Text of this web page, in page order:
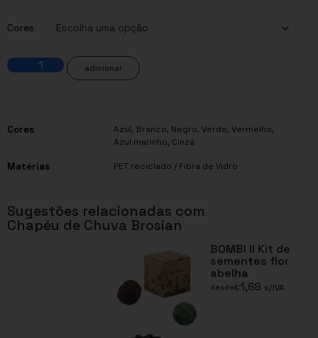
Cores
adicionar
Cores Azul, Branco, Negro, Verde, Vermelho,
Azul marinho, Cinza
Matérias PET reciclado / Fibra de Vidro
Sugestões relacionadas com
Chapéu de Chuva Brosian
BOMBI II Kit de
sementes flor
abelha
desde€1,68 s/IVA